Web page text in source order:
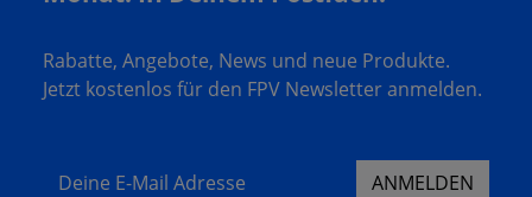
Rabatte, Angebote, News und neue Produkte.
Jetzt kostenlos für den FPV Newsletter anmelden.
Deine E-Mail Adresse ANMELDEN